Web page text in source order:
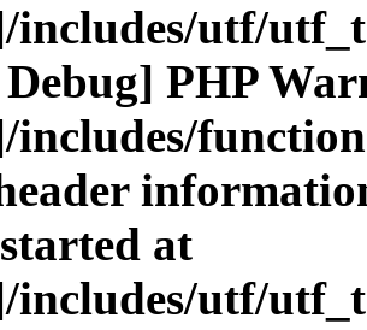
includes/utf/
PHP
includes/
at
includes/utf/